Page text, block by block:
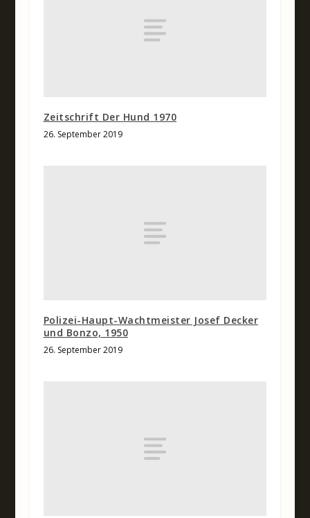
Zeitschrift Der Hund 1970
26. September 2019
Polizei-Haupt-Wachtmeister Josef Decker
und Bonzo, 1950
26. September 2019